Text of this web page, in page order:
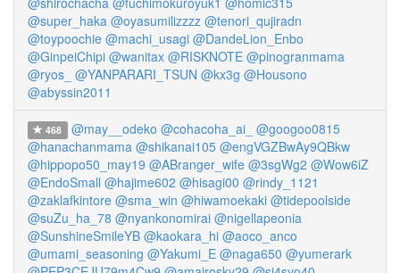
@super_haka @oyasumilizzzz @tenori_qujiradn
@toypoochie @machi_usagi @DandeLion_Enbo
@GinpeiChipi @wanitax @RISKNOTE @pinogranmama
@ryos_ @YANPARARI_TSUN @kx3g @Housono
@abyssin2011
468 @may__odeko @cohacoha_ai_ @googoo0815
@hanachanmama @shikanai105 @engVGZBwAy9QBkw
@hippopo50_may19 @ABranger_wife @3sgWg2 @Wow6iZ
@EndoSmall @hajime602 @hisagi00 @rindy_1121
@zaklafkintore @sma_win @hiwamoekaki @tidepoolside
@suZu_ha_78 @nyankonomirai @nigellapeonia
@SunshineSmileYB @kaokara_hi @aoco_anco
@umami_seasoning @Yakumi_E @naga650 @yumerark